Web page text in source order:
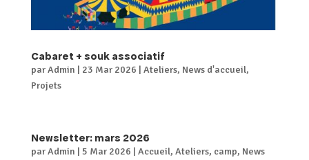
Cabaret + souk associatif
parAdmin | 23 Mar 2026 | Ateliers, News d'accueil,
Projets
Newsletter: mars 2026
parAdmin | 5 Mar 2026 | Accueil, Ateliers, camp, News